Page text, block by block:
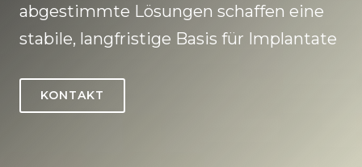
abgestimmte Lösungen schaffen eine
stabile, langfristige Basis für Implantate
KONTAKT